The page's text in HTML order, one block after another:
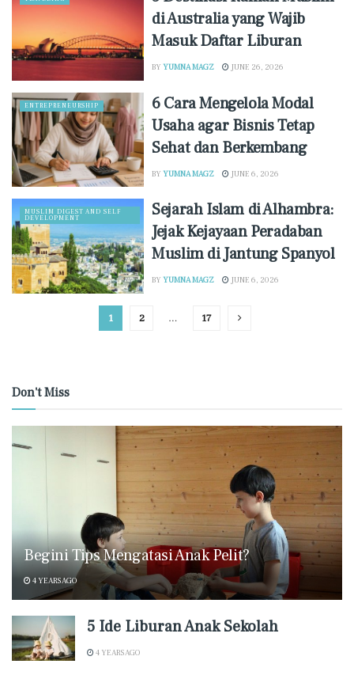
di Australia yang Wajib
Masuk Daftar Liburan
BY YUMNA MAGZ JUNE 26, 2026
ENTREPRENEURSHIP
6 Cara Mengelola Modal
Usaha agar Bisnis Tetap
Sehat dan Berkembang
BY YUMNA MAGZ JUNE 6, 2026
MUSLIM DIGEST AND SELF
DEVELOPMENT
Sejarah Islam di Alhambra:
Jejak Kejayaan Peradaban
Muslim di Jantung Spanyol
BY YUMNA MAGZ JUNE 6, 2026
1 2 … 17
Don't Miss
Begini Tips Mengatasi Anak Pelit?
4 YEARS AGO
5 Ide Liburan Anak Sekolah
4 YEARS AGO